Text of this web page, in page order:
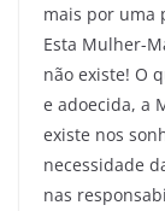
mais por uma
Esta Mulher-
não existe! O
e adoecida, a
existe nos
necessidade
nas